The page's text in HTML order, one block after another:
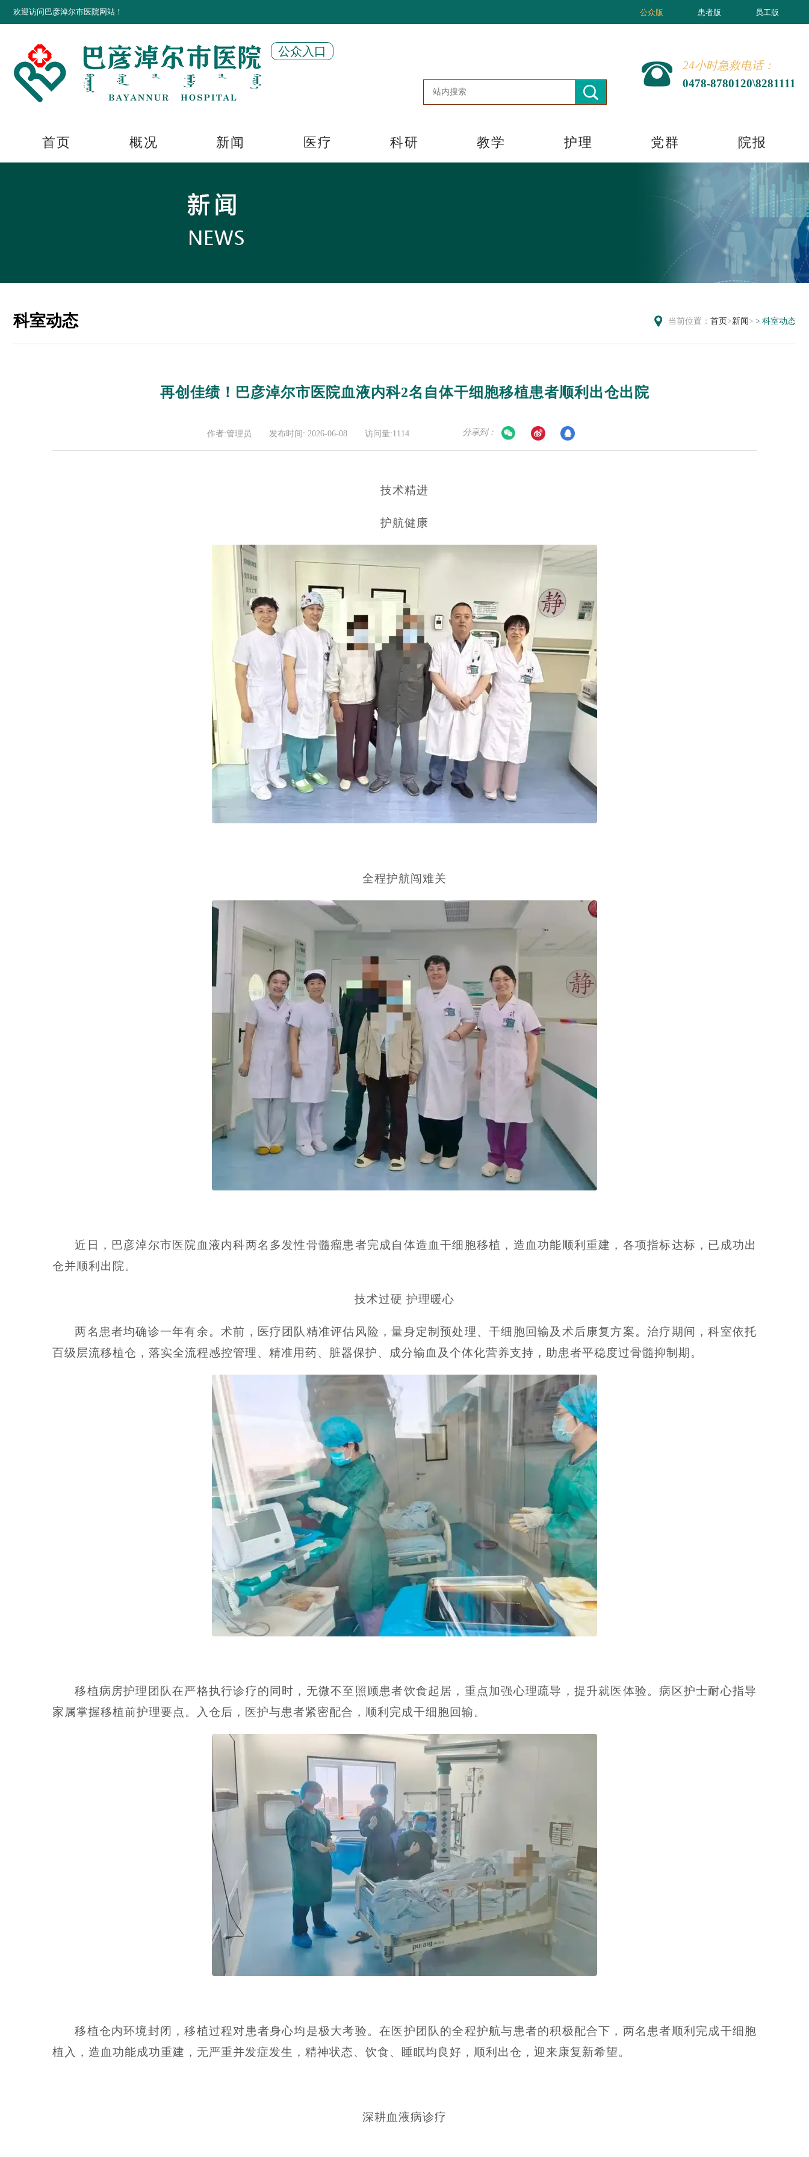
欢迎访问巴彦淖尔市医院网站！ 公众版 患者版 员工版
公众入口
24小时急救电话：
0478-8780120\8281111
首页 概况 新闻 医疗 科研 教学 护理 党群 院报
科室动态 当前位置： 首页>新闻> 科室动态
再创佳绩！巴彦淖尔市医院血液内科2名自体干细胞移植患者顺利出仓出院
作者:管理员 发布时间: 2026-06-08 访问量:1114 分享到：
技术精进
护航健康
全程护航闯难关
近日，巴彦淖尔市医院血液内科两名多发性骨髓瘤患者完成自体造血干细胞移植，造血功能顺利重建，各项指标达标，已成功出
仓并顺利出院。
技术过硬 护理暖心
两名患者均确诊一年有余。术前，医疗团队精准评估风险，量身定制预处理、干细胞回输及术后康复方案。治疗期间，科室依托
百级层流移植仓，落实全流程感控管理、精准用药、脏器保护、成分输血及个体化营养支持，助患者平稳度过骨髓抑制期。
移植病房护理团队在严格执行诊疗的同时，无微不至照顾患者饮食起居，重点加强心理疏导，提升就医体验。病区护士耐心指导
家属掌握移植前护理要点。入仓后，医护与患者紧密配合，顺利完成干细胞回输。
移植仓内环境封闭，移植过程对患者身心均是极大考验。在医护团队的全程护航与患者的积极配合下，两名患者顺利完成干细胞
植入，造血功能成功重建，无严重并发症发生，精神状态、饮食、睡眠均良好，顺利出仓，迎来康复新希望。
深耕血液病诊疗